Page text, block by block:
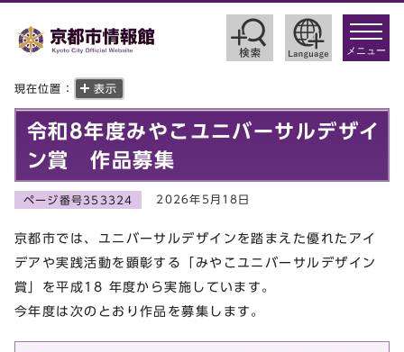
toggle
メニュー
現在位置： 表示
令和8年度みやこユニバーサルデザイ
ン賞 作品募集
ページ番号353324 2026年5月18日
京都市では、ユニバーサルデザインを踏まえた優れたアイ
デアや実践活動を顕彰する「みやこユニバーサルデザイン
賞」を平成18 年度から実施しています。
今年度は次のとおり作品を募集します。